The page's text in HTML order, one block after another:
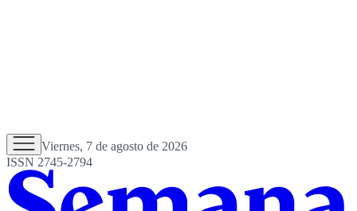
Viernes, 7 de agosto de 2026
ISSN 2745-2794